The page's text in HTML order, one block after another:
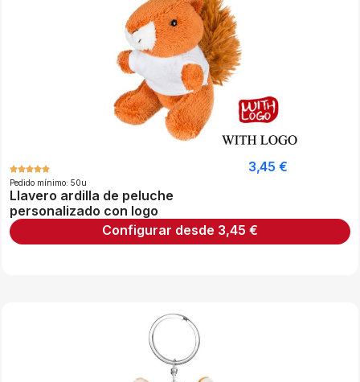
Pedido mínimo: 50u
Llavero ardilla de peluche
personalizado con logo
3,45 €
Configurar desde 3,45 €